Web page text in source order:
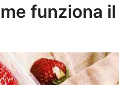
funziona